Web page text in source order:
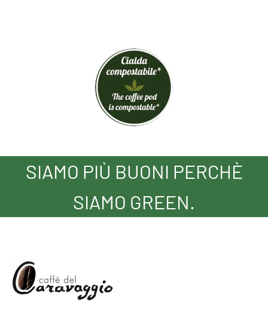
SIAMO PIÙ BUONI PERCHÈ
SIAMO GREEN.